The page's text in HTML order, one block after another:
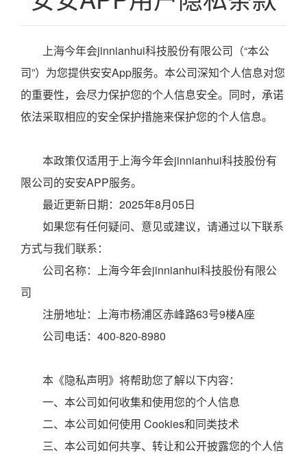
上海今年会jinnianhui科技股份有限公司（“本公
司”）为您提供安安App服务。本公司深知个人信息对您
的重要性，会尽力保护您的个人信息安全。同时，承诺
依法采取相应的安全保护措施来保护您的个人信息。
本政策仅适用于上海今年会jinnianhui科技股份有
限公司的安安APP服务。
最近更新日期：2025年8月05日
如果您有任何疑问、意见或建议，请通过以下联系
方式与我们联系：
公司名称：上海今年会jinnianhui科技股份有限公
司
注册地址：上海市杨浦区赤峰路63号9楼A座
公司电话：400-820-8980
本《隐私声明》将帮助您了解以下内容：
一、本公司如何收集和使用您的个人信息
二、本公司如何使用 Cookies和同类技术
三、本公司如何共享、转让和公开披露您的个人信